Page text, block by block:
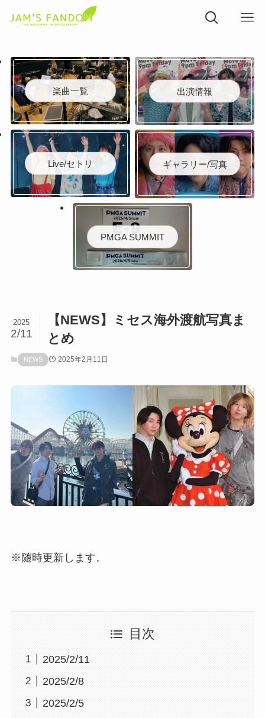
楽曲一覧 出演情報
Live/セトリ ギャラリー/写真
PMGA SUMMIT
【NEWS】ミセス海外渡航写真ま
とめ
2025
2/11
NEWS 2025年2月11日
※随時更新します。
目次
2025/2/11
2025/2/8
2025/2/5